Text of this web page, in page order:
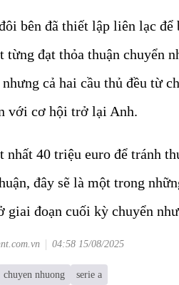
bên đã thiết lập liên lạc để
từng đạt thỏa thuận chuyển
cả hai cầu thủ đều từ
với cơ hội trở lại Anh.
nhất 40 triệu euro để tránh
đây sẽ là một trong
giai đoạn cuối kỳ chuyển
04:58 15/08/2025
chuyen nhuong serie a